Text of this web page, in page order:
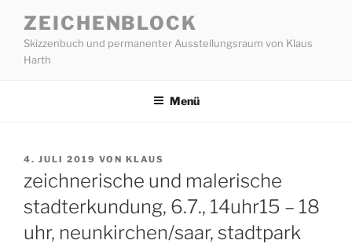
Inhalt
springen
ZEICHENBLOCK
Skizzenbuch und permanenter Ausstellungsraum von Klaus
Harth
Menü
VERÖFFENTLICHT
4. JULI 2019 VON KLAUS
zeichnerische und malerische
stadterkundung, 6.7., 14uhr15 – 18
uhr, neunkirchen/saar, stadtpark